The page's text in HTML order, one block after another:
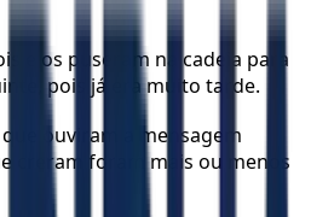
e os puseram na cadeia para
pois já era muito tarde.
que ouviram a mensagem
creram foram mais ou menos